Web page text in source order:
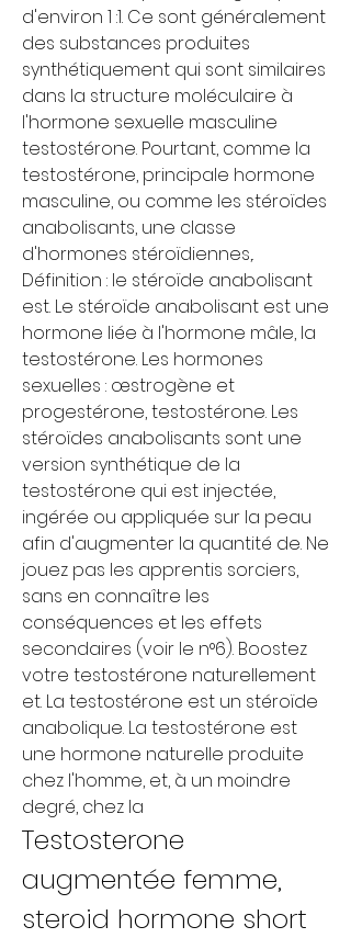
d'environ 1 :1. Ce sont généralement
des substances produites
synthétiquement qui sont similaires
dans la structure moléculaire à
l'hormone sexuelle masculine
testostérone. Pourtant, comme la
testostérone, principale hormone
masculine, ou comme les stéroïdes
anabolisants, une classe
d'hormones stéroïdiennes,.
Définition : le stéroïde anabolisant
est. Le stéroïde anabolisant est une
hormone liée à l'hormone mâle, la
testostérone. Les hormones
sexuelles : œstrogène et
progestérone, testostérone. Les
stéroïdes anabolisants sont une
version synthétique de la
testostérone qui est injectée,
ingérée ou appliquée sur la peau
afin d'augmenter la quantité de. Ne
jouez pas les apprentis sorciers,
sans en connaître les
conséquences et les effets
secondaires (voir le n°6). Boostez
votre testostérone naturellement
et. La testostérone est un stéroïde
anabolique. La testostérone est
une hormone naturelle produite
chez l'homme, et, à un moindre
degré, chez la
Testosterone
augmentée femme,
steroid hormone short